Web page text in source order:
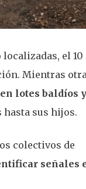
localizadas, el 10
Mientras
lotes baldíos y
hasta sus hijos.
colectivos de
señales